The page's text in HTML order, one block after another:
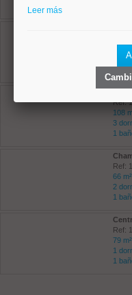
2
1
Ref:
108
3
1
Ref:
66 m²
2
1
Ref:
79 m²
1
1
Leer más